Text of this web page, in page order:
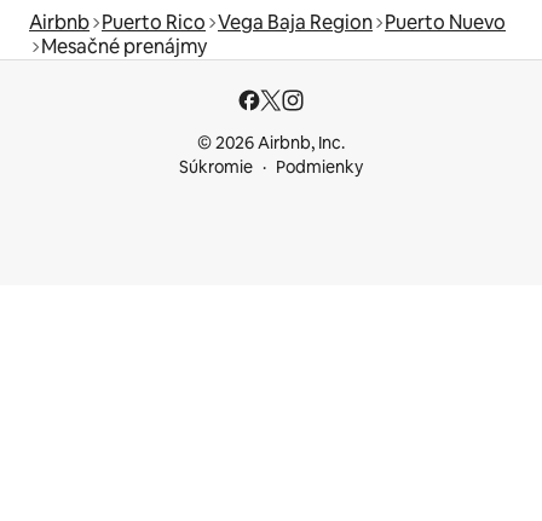
Airbnb Puerto Rico Vega Baja Region Puerto Nuevo
Mesačné prenájmy
© 2026 Airbnb, Inc.
Súkromie
Podmienky